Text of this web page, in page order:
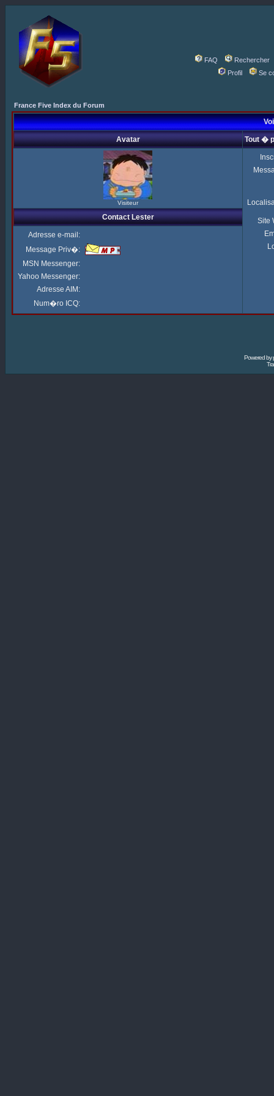
FAQ
Rechercher
Profil
Se
France Five Index du Forum
Avatar Tout �
Visiteur
Site
Contact Lester
Adresse e-mail:
Message Priv�:
MSN Messenger:
Yahoo Messenger:
Adresse AIM:
Num�ro ICQ:
Powered by